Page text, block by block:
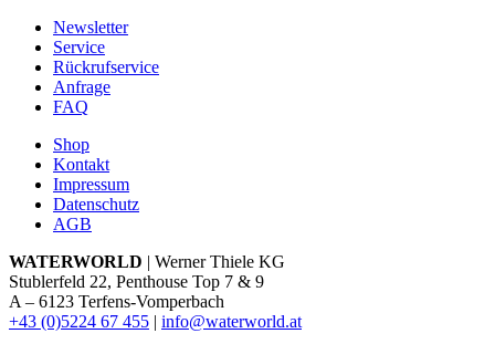
Newsletter
Service
Rückrufservice
Anfrage
FAQ
Shop
Kontakt
Impressum
Datenschutz
AGB
WATERWORLD | Werner Thiele KG
Stublerfeld 22, Penthouse Top 7 & 9
A – 6123 Terfens-Vomperbach
+43 (0)5224 67 455 | info@waterworld.at